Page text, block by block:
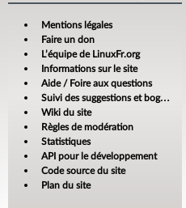
Mentions légales
Faire un don
L’équipe de LinuxFr.org
Informations sur le site
Aide / Foire aux questions
Suivi des suggestions et bogues
Wiki du site
Règles de modération
Statistiques
API pour le développement
Code source du site
Plan du site